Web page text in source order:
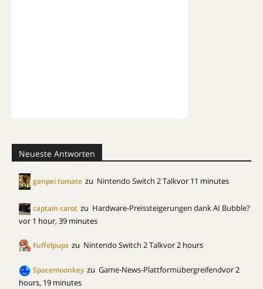
Neueste Antworten
genpei tomate zu Nintendo Switch 2 Talkvor 11 minutes
captain carot zu Hardware-Preissteigerungen dank AI Bubble?
vor 1 hour, 39 minutes
Fuffelpups zu Nintendo Switch 2 Talkvor 2 hours
Spacemoonkey zu Game-News-Plattformübergreifendvor 2
hours, 19 minutes